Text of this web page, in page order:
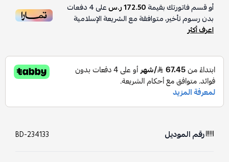
أو قسم فاتورتك بقيمة172.50 ر.س على4دفعات
بدون رسوم تأخير، متوافقة مع الشريعة الإسلامية
اعرف أكثر
رقم الموديل BD-234133